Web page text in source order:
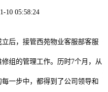
05:58:24
后，接管西苑物业客服部客服
组的管理工作。历时7个月，从
一步中，都得到了公司领导和